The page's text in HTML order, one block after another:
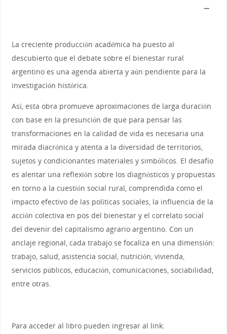
La creciente producción académica ha puesto al
descubierto que el debate sobre el bienestar rural
argentino es una agenda abierta y aún pendiente para la
investigación histórica.
Así, esta obra promueve aproximaciones de larga duración
con base en la presunción de que para pensar las
transformaciones en la calidad de vida es necesaria una
mirada diacrónica y atenta a la diversidad de territorios,
sujetos y condicionantes materiales y simbólicos. El desafío
es alentar una reflexión sobre los diagnósticos y propuestas
en torno a la cuestión social rural, comprendida como el
impacto efectivo de las políticas sociales, la influencia de la
acción colectiva en pos del bienestar y el correlato social
del devenir del capitalismo agrario argentino. Con un
anclaje regional, cada trabajo se focaliza en una dimensión:
trabajo, salud, asistencia social, nutrición, vivienda,
servicios públicos, educación, comunicaciones, sociabilidad,
entre otras.
Para acceder al libro pueden ingresar al link: